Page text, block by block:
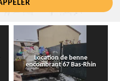
Location de benne
encombrant 67 Bas-Rhin